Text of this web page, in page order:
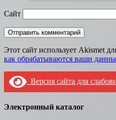
Сайт
Этот сайт использует Akismet
как обрабатываются ваши
Версия сайта для
Электронный каталог